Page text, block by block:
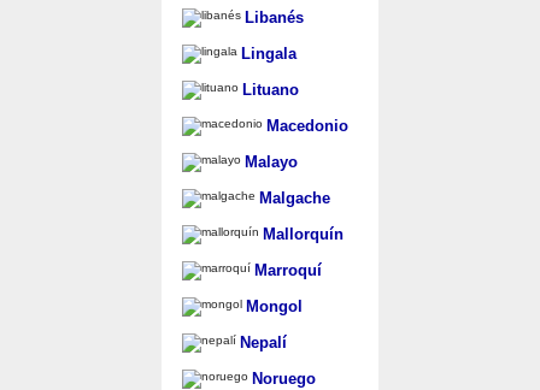
Libanés
Lingala
Lituano
Macedonio
Malayo
Malgache
Mallorquín
Marroquí
Mongol
Nepalí
Noruego